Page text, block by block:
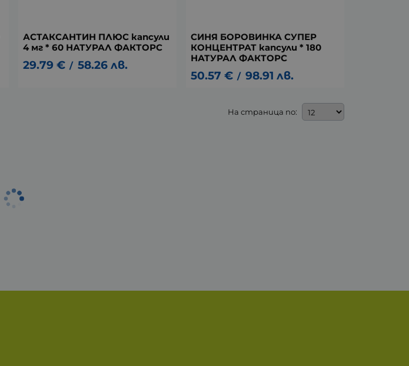
АСТАКСАНТИН ПЛЮС капсули
4 мг * 60 НАТУРАЛ ФАКТОРС
29.79 € / 58.26 лв.
СИНЯ БОРОВИНКА СУПЕР
КОНЦЕНТРАТ капсули * 180
НАТУРАЛ ФАКТОРС
50.57 € / 98.91 лв.
На страница по: